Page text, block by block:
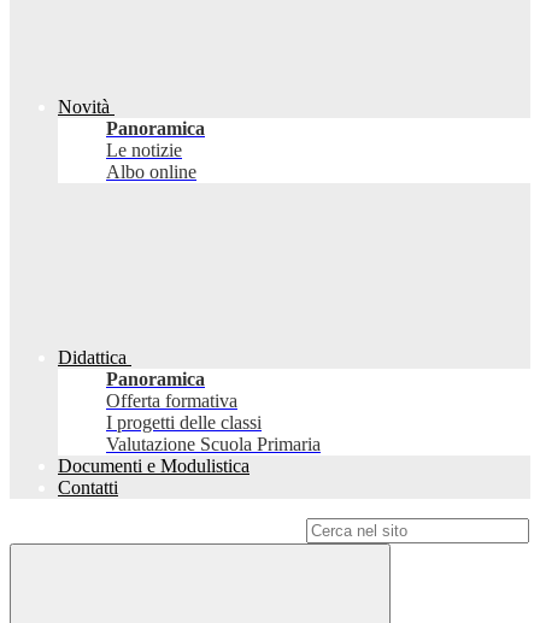
Novità
Panoramica
Le notizie
Albo online
Didattica
Panoramica
Offerta formativa
I progetti delle classi
Valutazione Scuola Primaria
Documenti e Modulistica
Contatti